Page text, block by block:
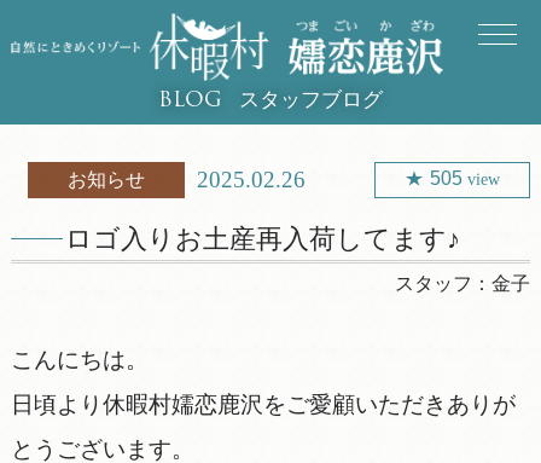
BLOG スタッフブログ
お知らせ 2025.02.26 505 view
ロゴ入りお土産再入荷してます♪
スタッフ：金子
こんにちは。
日頃より休暇村嬬恋鹿沢をご愛顧いただきありが
とうございます。